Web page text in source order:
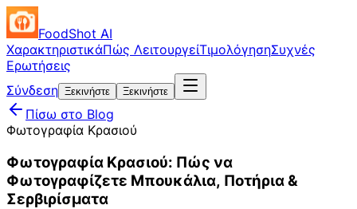
FoodShot AI
ΧαρακτηριστικάΠώς ΛειτουργείΤιμολόγησηΣυχνές
Ερωτήσεις
Σύνδεση Ξεκινήστε Ξεκινήστε
Πίσω στο Blog
Φωτογραφία Κρασιού
Φωτογραφία Κρασιού: Πώς να
Φωτογραφίζετε Μπουκάλια, Ποτήρια &
Σερβιρίσματα